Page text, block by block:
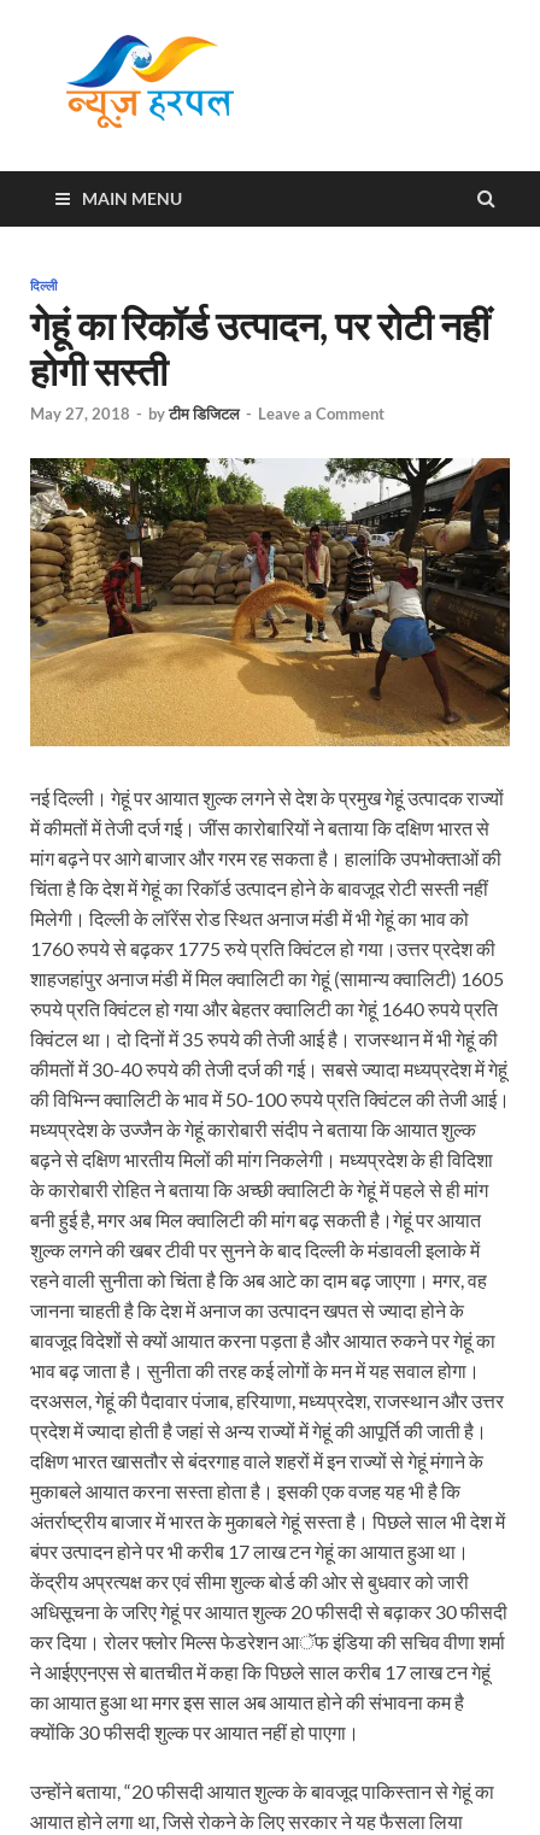
MAIN MENU
दिल्ली
गेहूं का रिकॉर्ड उत्पादन, पर रोटी नहीं
होगी सस्ती
May 27, 2018 - byटीम डिजिटल - Leave a Comment
नई दिल्ली। गेहूं पर आयात शुल्क लगने से देश के प्रमुख गेहूं उत्पादक राज्यों
में कीमतों में तेजी दर्ज गई। जींस कारोबारियों ने बताया कि दक्षिण भारत से
मांग बढ़ने पर आगे बाजार और गरम रह सकता है। हालांकि उपभोक्ताओं की
चिंता है कि देश में गेहूं का रिकॉर्ड उत्पादन होने के बावजूद रोटी सस्ती नहीं
मिलेगी। दिल्ली के लॉरेंस रोड स्थित अनाज मंडी में भी गेहूं का भाव को
1760 रुपये से बढ़कर 1775 रुये प्रति क्विंटल हो गया।उत्तर प्रदेश की
शाहजहांपुर अनाज मंडी में मिल क्वालिटी का गेहूं (सामान्य क्वालिटी) 1605
रुपये प्रति क्विंटल हो गया और बेहतर क्वालिटी का गेहूं 1640 रुपये प्रति
क्विंटल था। दो दिनों में 35 रुपये की तेजी आई है। राजस्थान में भी गेहूं की
कीमतों में 30-40 रुपये की तेजी दर्ज की गई। सबसे ज्यादा मध्यप्रदेश में गेहूं
की विभिन्न क्वालिटी के भाव में 50-100 रुपये प्रति क्विंटल की तेजी आई।
मध्यप्रदेश के उज्जैन के गेहूं कारोबारी संदीप ने बताया कि आयात शुल्क
बढ़ने से दक्षिण भारतीय मिलों की मांग निकलेगी। मध्यप्रदेश के ही विदिशा
के कारोबारी रोहित ने बताया कि अच्छी क्वालिटी के गेहूं में पहले से ही मांग
बनी हुई है, मगर अब मिल क्वालिटी की मांग बढ़ सकती है।गेहूं पर आयात
शुल्क लगने की खबर टीवी पर सुनने के बाद दिल्ली के मंडावली इलाके में
रहने वाली सुनीता को चिंता है कि अब आटे का दाम बढ़ जाएगा। मगर, वह
जानना चाहती है कि देश में अनाज का उत्पादन खपत से ज्यादा होने के
बावजूद विदेशों से क्यों आयात करना पड़ता है और आयात रुकने पर गेहूं का
भाव बढ़ जाता है। सुनीता की तरह कई लोगों के मन में यह सवाल होगा।
दरअसल, गेहूं की पैदावार पंजाब, हरियाणा, मध्यप्रदेश, राजस्थान और उत्तर
प्रदेश में ज्यादा होती है जहां से अन्य राज्यों में गेहूं की आपूर्ति की जाती है।
दक्षिण भारत खासतौर से बंदरगाह वाले शहरों में इन राज्यों से गेहूं मंगाने के
मुकाबले आयात करना सस्ता होता है। इसकी एक वजह यह भी है कि
अंतर्राष्ट्रीय बाजार में भारत के मुकाबले गेहूं सस्ता है। पिछले साल भी देश में
बंपर उत्पादन होने पर भी करीब 17 लाख टन गेहूं का आयात हुआ था।
केंद्रीय अप्रत्यक्ष कर एवं सीमा शुल्क बोर्ड की ओर से बुधवार को जारी
अधिसूचना के जरिए गेहूं पर आयात शुल्क 20 फीसदी से बढ़ाकर 30 फीसदी
कर दिया। रोलर फ्लोर मिल्स फेडरेशन आॅफ इंडिया की सचिव वीणा शर्मा
ने आईएएनएस से बातचीत में कहा कि पिछले साल करीब 17 लाख टन गेहूं
का आयात हुआ था मगर इस साल अब आयात होने की संभावना कम है
क्योंकि 30 फीसदी शुल्क पर आयात नहीं हो पाएगा।
उन्होंने बताया, “20 फीसदी आयात शुल्क के बावजूद पाकिस्तान से गेहूं का
आयात होने लगा था, जिसे रोकने के लिए सरकार ने यह फैसला लिया